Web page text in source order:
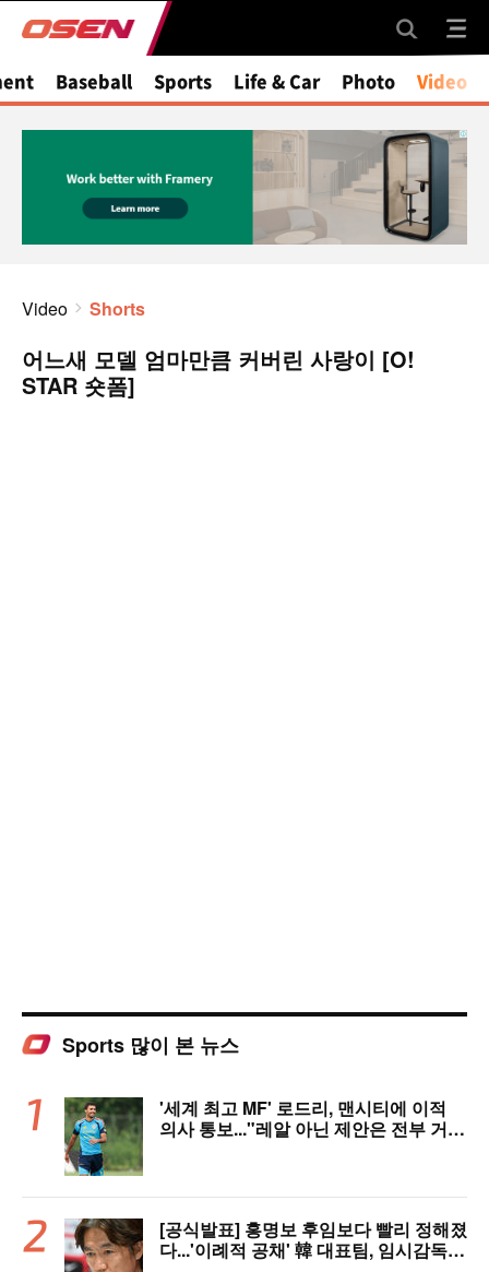
Baseball Sports Life & Car Photo Video
Video Shorts
어느새 모델 엄마만큼 커버린 사랑이 [O!
STAR 숏폼]
Sports 많이 본 뉴스
'세계 최고 MF' 로드리, 맨시티에 이적
의사 통보..."레알 아닌 제안은 전부 거
[공식발표] 홍명보 후임보다 빨리 정해졌
다...'이례적 공채' 韓 대표팀, 임시감독